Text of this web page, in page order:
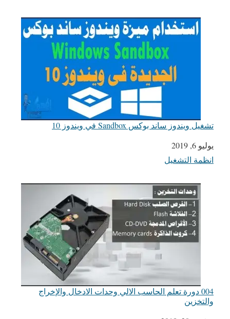
تشغيل ويندوز ساند بوكس Sandbox في ويندوز 10
التاريخ
يوليو 6, 2019
في ما يتعلق بما يأتي
انظمة التشغيل
004 دورة تعلم الحاسب الالي وحدات الادخال والإخراج
والتخزين